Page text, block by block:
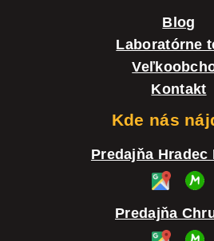
Blog
Laboratórne
Kontakt
Kde nás
Predajňa Hradec
Predajňa